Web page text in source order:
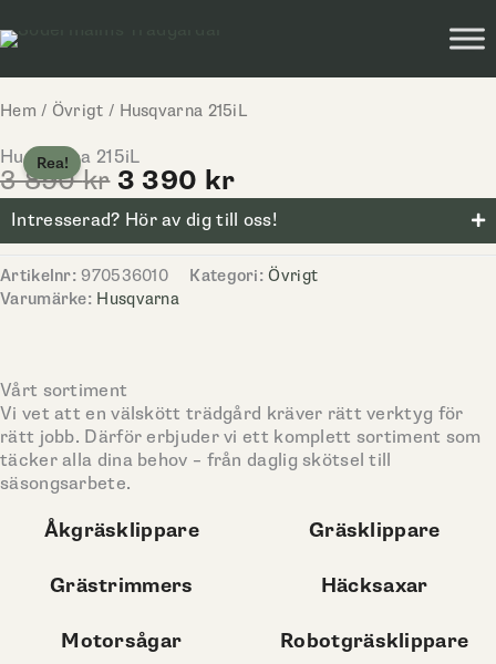
till
Hem / Övrigt / Husqvarna 215iL
Rea!
Husqvarna 215iL
3 890kr Det
ursprungliga
priset
var:
3
890 kr.
3 390 krDet
nuvarande
priset
är:
3
390 kr.
Intresserad? Hör av dig till oss!
Artikelnr:970536010 Kategori:Övrigt
Varumärke: Husqvarna
Vårt sortiment
Vi vet att en välskött trädgård kräver rätt verktyg för
rätt jobb. Därför erbjuder vi ett komplett sortiment som
täcker alla dina behov – från daglig skötsel till
säsongsarbete.
Åkgräsklippare Gräsklippare
Grästrimmers Häcksaxar
Motorsågar Robotgräsklippare